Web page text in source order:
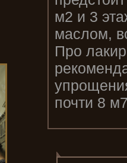
м2 и 3
маслом,
Про
почти 8